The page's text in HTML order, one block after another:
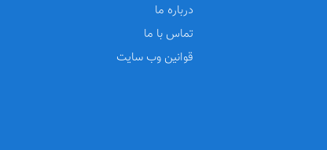
درباره ما
تماس با ما
قوانین وب سایت